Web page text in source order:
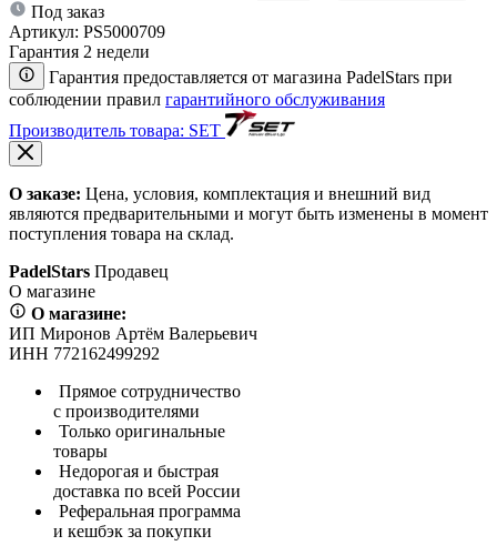
Под заказ
Артикул: PS5000709
Гарантия 2 недели
Гарантия предоставляется от магазина PadelStars при
соблюдении правил гарантийного обслуживания
Производитель товара: SET
О заказе: Цена, условия, комплектация и внешний вид
являются предварительными и могут быть изменены в момент
поступления товара на склад.
PadelStars Продавец
О магазине
О магазине:
ИП Миронов Артём Валерьевич
ИНН 772162499292
Прямое сотрудничество
с производителями
Только оригинальные
товары
Недорогая и быстрая
доставка по всей России
Реферальная программа
и кешбэк за покупки